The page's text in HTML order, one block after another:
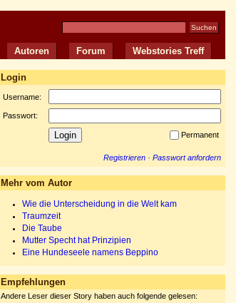
Autoren Forum Webstories Treff
Login
Username:
Passwort:
Permanent
Registrieren · Passwort anfordern
Mehr vom Autor
Wie die Unterscheidung in die Welt kam
Traumzeit
Die Taube
Mutter Specht hat Prinzipien
Eine Hundeseele namens Beppino
Empfehlungen
Andere Leser dieser Story haben auch folgende gelesen: